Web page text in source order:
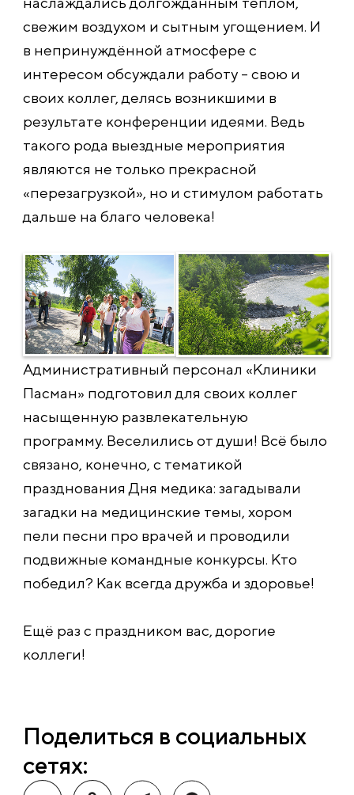
свежим воздухом и сытным угощением. И
в непринуждённой атмосфере с
интересом обсуждали работу – свою и
своих коллег, делясь возникшими в
результате конференции идеями. Ведь
такого рода выездные мероприятия
являются не только прекрасной
«перезагрузкой», но и стимулом работать
дальше на благо человека!
Административный персонал «Клиники
Пасман» подготовил для своих коллег
насыщенную развлекательную
программу. Веселились от души! Всё было
связано, конечно, с тематикой
празднования Дня медика: загадывали
загадки на медицинские темы, хором
пели песни про врачей и проводили
подвижные командные конкурсы. Кто
победил? Как всегда дружба и здоровье!
Ещё раз с праздником вас, дорогие
коллеги!
Поделиться в социальных
сетях: